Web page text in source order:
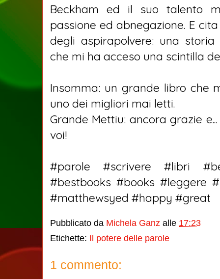
Beckham ed il suo talento
passione ed abnegazione. E
degli aspirapolvere: una
che mi ha acceso una scintilla
Insomma: un grande libro che
uno dei migliori mai letti.
Grande Mettiu: ancora grazie
voi!
#parole #scrivere #libri
#bestbooks #books #leggere
#matthewsyed #happy #great
Pubblicato da Michela Ganz alle 17:23
Etichette: Il potere delle parole
1 commento: